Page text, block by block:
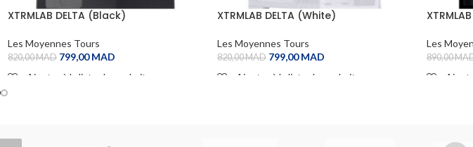
XTRMLAB DELTA (Black)
Les Moyennes Tours
820,00MAD 799,00MAD
Ajouter à la liste de souhaits
XTRMLAB DELTA (White)
Les Moyennes Tours
820,00MAD 799,00MAD
Ajouter à la liste de souhaits
Les
890,00